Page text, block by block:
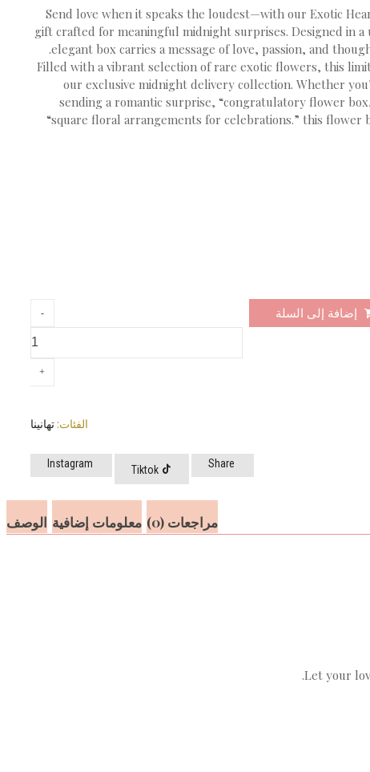
Send love when it speaks the loudest—with our Exotic
gift crafted for meaningful midnight surprises. Designed in
elegant box carries a message of love, passion, and
Filled with a vibrant selection of rare exotic flowers, this
our exclusive midnight delivery collection. Whether
sending a romantic surprise, “congratulatory flower
“square floral arrangements for celebrations.” this
إضافة إلى السلة
الفئات:تهانينا
الوصف معلومات إضافية مراجعات (0)
Let your